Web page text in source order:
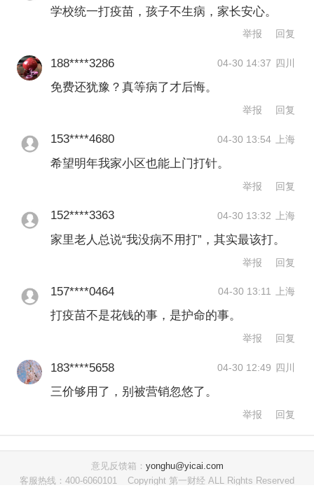
院服务人员以及应急保障人员。
“但流感疫苗免费以来，政策效果有些分
化。”一名接近当地疾控的受访人士告诉
第一财经，针对在校中小学生，接种率
提升比较显著，部分中小学校园接种率
高达70%。随后，当地进行了多项对比
研究，发现校园内学生流感疫苗接种率
大于50%时，能够显著减少聚集性疫情
的发生；在流感疫苗对流行毒株配比较
好的年份，班级学生疫苗接种率达到
60%以上时，疫苗接种对于降低班级流
感发病率的效果更加显著。
中小学生接种率提升得益于疫苗“进校”和
集中接种。相比之下，该受访人士表
示，成年人尤其是老年人流感疫苗的接
据其分析，原因之一是对低价苗的偏
学校统一打疫苗，孩子不生病，家长安心。
举报 回复
188****3286 04-30 14:37 四川
免费还犹豫？真等病了才后悔。
举报 回复
153****4680 04-30 13:54 上海
希望明年我家小区也能上门打针。
举报 回复
152****3363 04-30 13:32 上海
家里老人总说“我没病不用打”，其实最该打。
举报 回复
157****0464 04-30 13:11 上海
打疫苗不是花钱的事，是护命的事。
举报 回复
183****5658 04-30 12:49 四川
三价够用了，别被营销忽悠了。
举报 回复
意见反馈箱： yonghu@yicai.com
客服热线：400-6060101
Copyright 第一财经 ALL Rights Reserved